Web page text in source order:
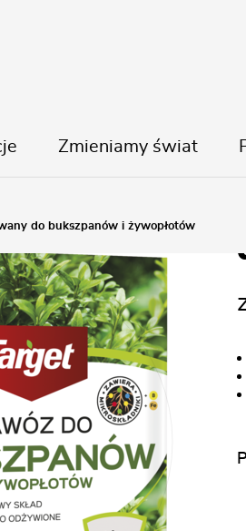
Zmieniamy świat
do bukszpanów i żywopłotów